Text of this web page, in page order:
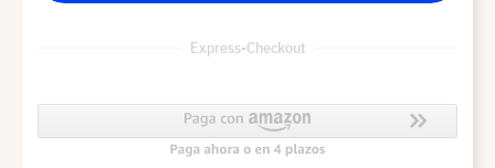
Express-Checkout